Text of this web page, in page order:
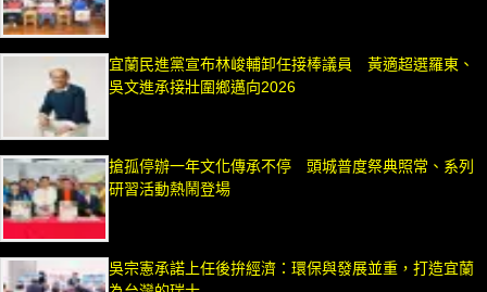
宜蘭民進黨宣布林峻輔卸任接棒議員 黃適超選羅東、
吳文進承接壯圍鄉邁向2026
搶孤停辦一年文化傳承不停 頭城普度祭典照常、系列
研習活動熱鬧登場
吳宗憲承諾上任後拚經濟：環保與發展並重，打造宜蘭